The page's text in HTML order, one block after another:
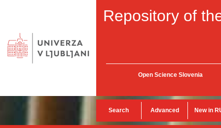
Repository of
Open Science Slovenia
Search Advanced New in